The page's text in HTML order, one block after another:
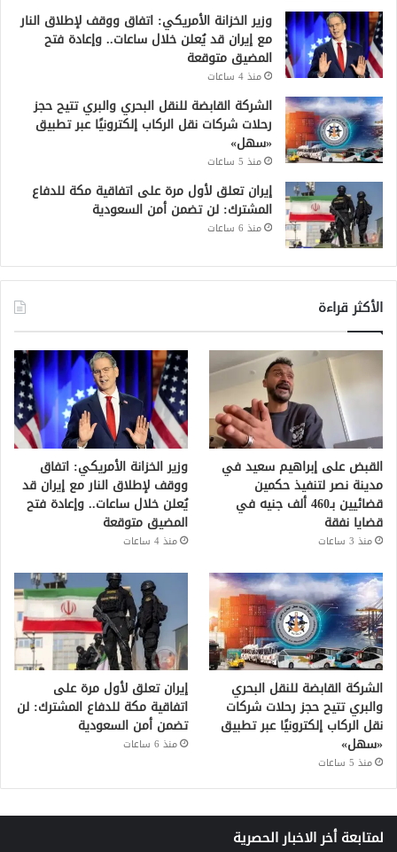
وزير الخزانة الأمريكي: اتفاق ووقف لإطلاق النار
مع إيران قد يُعلن خلال ساعات.. وإعادة فتح
المضيق متوقعة
منذ 4 ساعات
الشركة القابضة للنقل البحري والبري تتيح حجز
رحلات شركات نقل الركاب إلكترونيًا عبر تطبيق
«سهل»
منذ 5 ساعات
إيران تعلق لأول مرة على اتفاقية مكة للدفاع
المشترك: لن تضمن أمن السعودية
منذ 6 ساعات
الأكثر قراءة
القبض على إبراهيم سعيد في
مدينة نصر لتنفيذ حكمين
قضائيين بـ460 ألف جنيه في
قضايا نفقة
منذ 3 ساعات
وزير الخزانة الأمريكي: اتفاق
ووقف لإطلاق النار مع إيران قد
يُعلن خلال ساعات.. وإعادة فتح
المضيق متوقعة
منذ 4 ساعات
الشركة القابضة للنقل البحري
والبري تتيح حجز رحلات شركات
نقل الركاب إلكترونيًا عبر تطبيق
«سهل»
منذ 5 ساعات
إيران تعلق لأول مرة على
اتفاقية مكة للدفاع المشترك: لن
تضمن أمن السعودية
منذ 6 ساعات
لمتابعة أخر الاخبار الحصرية